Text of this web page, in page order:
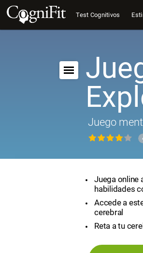
Test Cognitivos
Juego
Juega online
habilidades
Accede a
cerebral
Reta a tu